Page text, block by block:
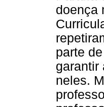
doença
parte
garantir
neles.